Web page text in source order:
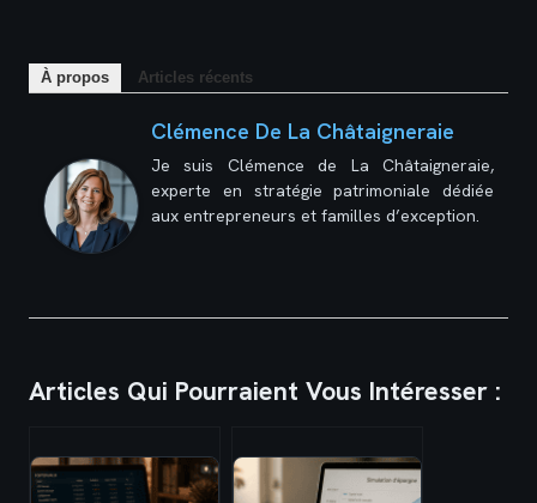
À propos Articles récents
Clémence De La Châtaigneraie
Je suis Clémence de La Châtaigneraie,
experte en stratégie patrimoniale dédiée
aux entrepreneurs et familles d’exception.
Articles Qui Pourraient Vous Intéresser :